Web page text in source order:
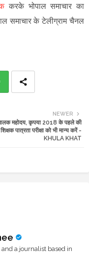
करके भोपाल समाचार का
समाचार के टेलीग्राम चैनल
NEWER
महोदय, कृपया 2018 के पहले की
शिक्षक पात्रता परीक्षा को भी मान्य करें -
KHULA KHAT
a journalist based in